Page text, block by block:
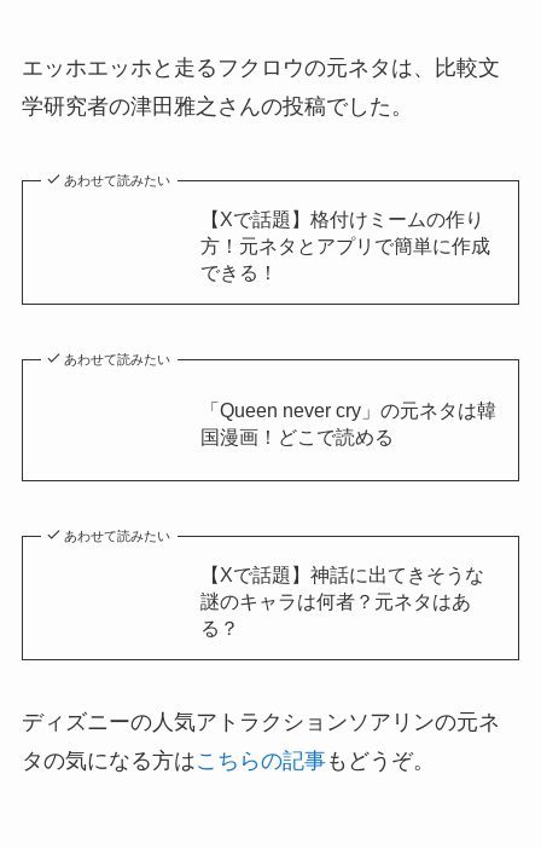
エッホエッホと走るフクロウの元ネタは、比較文
学研究者の津田雅之さんの投稿でした。
あわせて読みたい
【Xで話題】格付けミームの作り
方！元ネタとアプリで簡単に作成
できる！
あわせて読みたい
「Queen never cry」の元ネタは韓
国漫画！どこで読める
あわせて読みたい
【Xで話題】神話に出てきそうな
謎のキャラは何者？元ネタはあ
る？
ディズニーの人気アトラクションソアリンの元ネ
タの気になる方はこちらの記事もどうぞ。